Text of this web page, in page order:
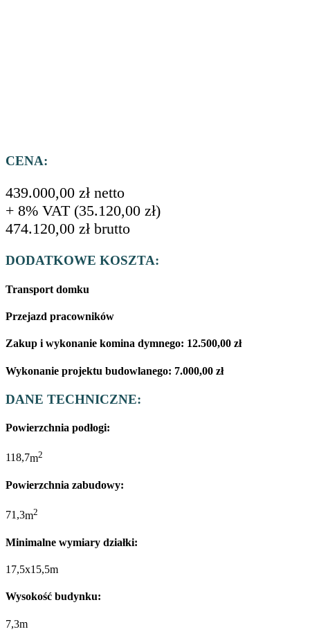
CENA:
439.000,00 zł netto
+ 8% VAT (35.120,00 zł)
474.120,00 zł brutto
DODATKOWE KOSZTA:
Transport domku
Przejazd pracowników
Zakup i wykonanie komina dymnego: 12.500,00 zł
Wykonanie projektu budowlanego: 7.000,00 zł
DANE TECHNICZNE:
Powierzchnia podłogi:
118,7m2
Powierzchnia zabudowy:
71,3m2
Minimalne wymiary działki:
17,5x15,5m
Wysokość budynku:
7,3m